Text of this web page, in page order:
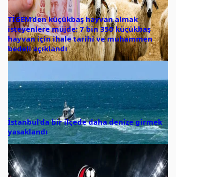
TİGEM’den küçükbaş hayvan almak
isteyenlere müjde: 7 bin 350 küçükbaş
hayvan için ihale tarihi ve muhammen
bedeli açıklandı
İstanbul’da bir ilçede daha denize girmek
yasaklandı